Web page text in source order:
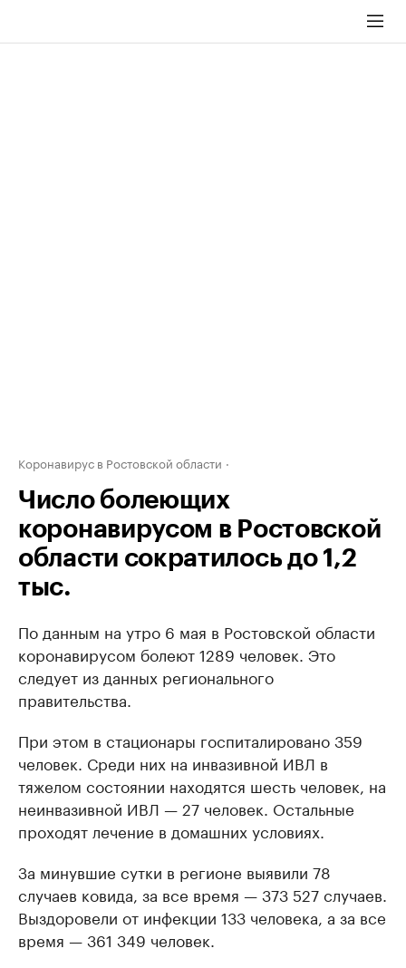
Коронавирус в Ростовской области
Число болеющих
коронавирусом в Ростовской
области сократилось до 1,2
тыс.
По данным на утро 6 мая в Ростовской области
коронавирусом болеют 1289 человек. Это
следует из данных регионального
правительства.
При этом в стационары госпиталировано 359
человек. Среди них на инвазивной ИВЛ в
тяжелом состоянии находятся шесть человек, на
неинвазивной ИВЛ — 27 человек. Остальные
проходят лечение в домашних условиях.
За минувшие сутки в регионе выявили 78
случаев ковида, за все время — 373 527 случаев.
Выздоровели от инфекции 133 человека, а за все
время — 361 349 человек.